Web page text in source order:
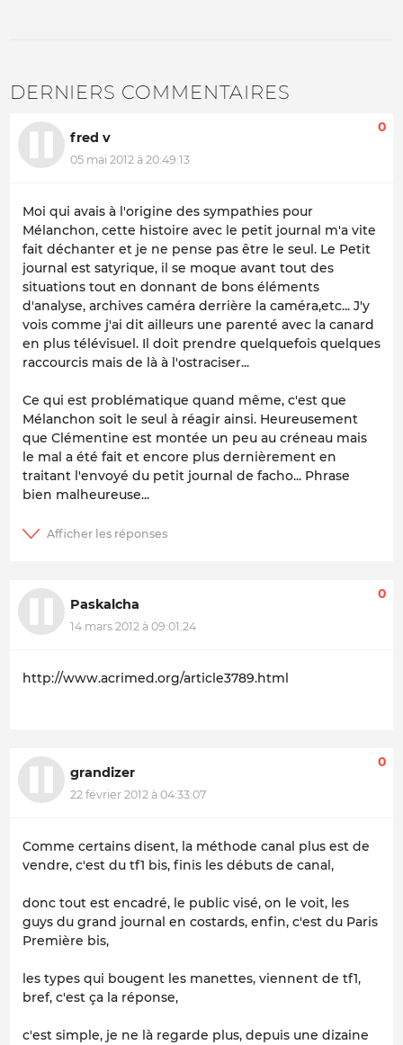
DERNIERS COMMENTAIRES
fred v
05 mai 2012 à 20:49:13
0
Moi qui avais à l'origine des sympathies pour
Mélanchon, cette histoire avec le petit journal m'a vite
fait déchanter et je ne pense pas être le seul. Le Petit
journal est satyrique, il se moque avant tout des
situations tout en donnant de bons éléments
d'analyse, archives caméra derrière la caméra,etc... J'y
vois comme j'ai dit ailleurs une parenté avec la canard
en plus télévisuel. Il doit prendre quelquefois quelques
raccourcis mais de là à l'ostraciser...
Ce qui est problématique quand même, c'est que
Mélanchon soit le seul à réagir ainsi. Heureusement
que Clémentine est montée un peu au créneau mais
le mal a été fait et encore plus dernièrement en
traitant l'envoyé du petit journal de facho... Phrase
bien malheureuse...
Paskalcha
14 mars 2012 à 09:01:24
0
http://www.acrimed.org/article3789.html
grandizer
22 février 2012 à 04:33:07
0
Comme certains disent, la méthode canal plus est de
vendre, c'est du tf1 bis, finis les débuts de canal,
donc tout est encadré, le public visé, on le voit, les
guys du grand journal en costards, enfin, c'est du Paris
Première bis,
les types qui bougent les manettes, viennent de tf1,
bref, c'est ça la réponse,
c'est simple, je ne là regarde plus, depuis une dizaine